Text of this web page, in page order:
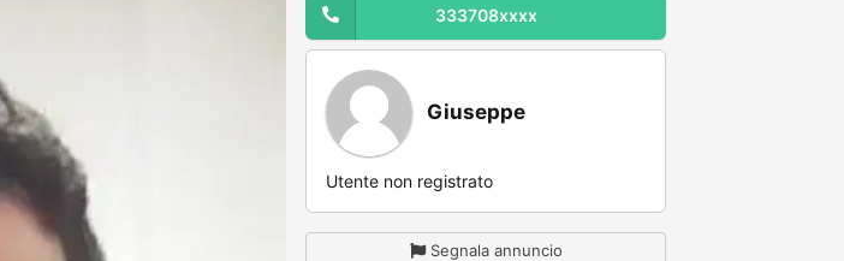
333708xxxx
Giuseppe
Utente non registrato
Segnala annuncio